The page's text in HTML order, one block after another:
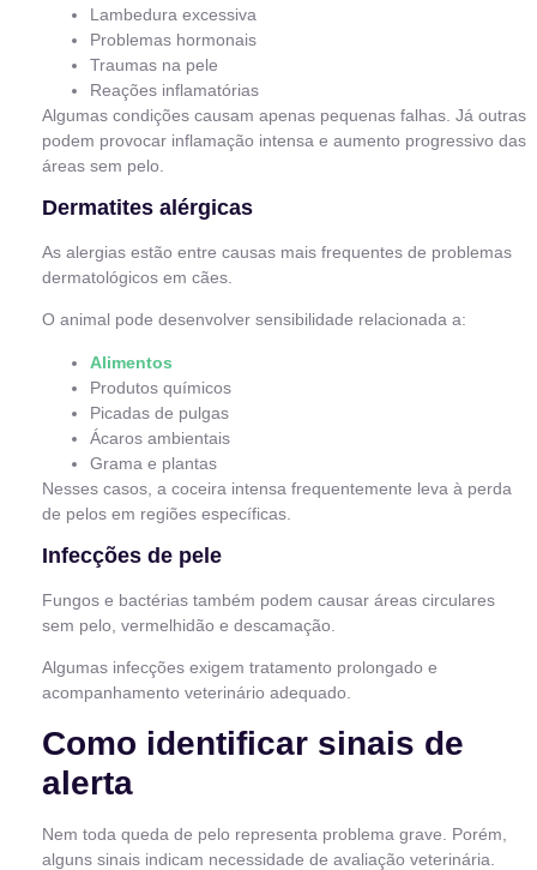
Lambedura excessiva
Problemas hormonais
Traumas na pele
Reações inflamatórias
Algumas condições causam apenas pequenas falhas. Já outras
podem provocar inflamação intensa e aumento progressivo das
áreas sem pelo.
Dermatites alérgicas
As alergias estão entre causas mais frequentes de problemas
dermatológicos em cães.
O animal pode desenvolver sensibilidade relacionada a:
Alimentos
Produtos químicos
Picadas de pulgas
Ácaros ambientais
Grama e plantas
Nesses casos, a coceira intensa frequentemente leva à perda
de pelos em regiões específicas.
Infecções de pele
Fungos e bactérias também podem causar áreas circulares
sem pelo, vermelhidão e descamação.
Algumas infecções exigem tratamento prolongado e
acompanhamento veterinário adequado.
Como identificar sinais de
alerta
Nem toda queda de pelo representa problema grave. Porém,
alguns sinais indicam necessidade de avaliação veterinária.